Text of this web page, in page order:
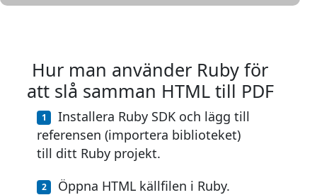
Hur man använder Ruby för
att slå samman HTML till PDF
Installera Ruby SDK och lägg till
referensen (importera biblioteket)
till ditt Ruby projekt.
Öppna HTML källfilen i Ruby.